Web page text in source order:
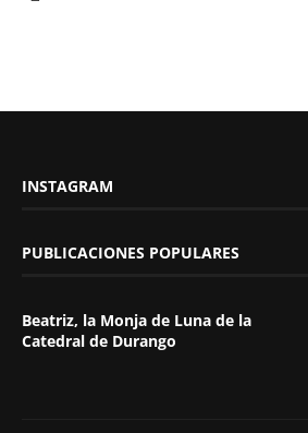
INSTAGRAM
PUBLICACIONES POPULARES
Beatriz, la Monja de Luna de la
Catedral de Durango